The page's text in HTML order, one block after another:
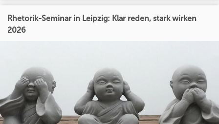
Rhetorik-Seminar in Leipzig: Klar reden, stark wirken
2026